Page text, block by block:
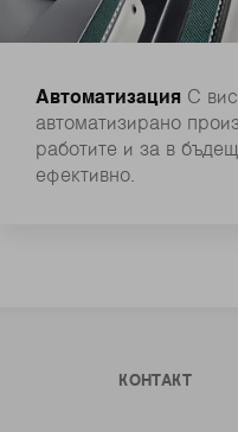
Автоматизация С
автоматизирано
работите и за в
ефективно.
КОНТАКТ